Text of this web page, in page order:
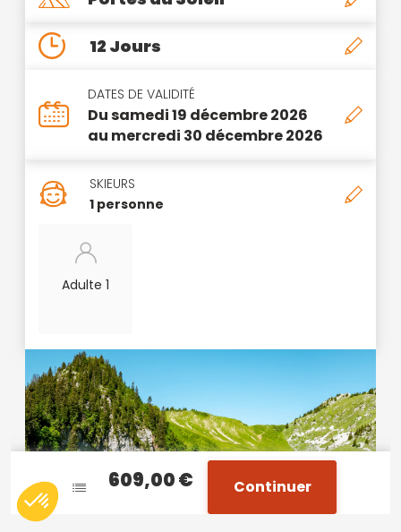
12 Jours
DATES DE VALIDITÉ
Du samedi 19 décembre 2026
au mercredi 30 décembre 2026
SKIEURS
1 personne
Adulte 1
609,00 € Continuer
609,00 € Continuer